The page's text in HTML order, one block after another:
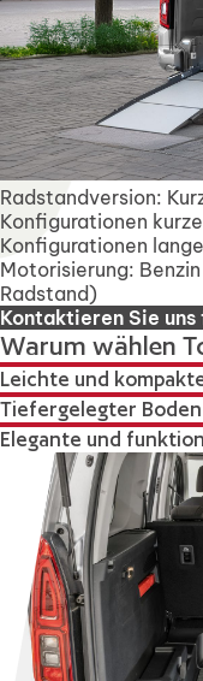
Radstandversion:
Konfigurationen
Konfigurationen
Motorisierung:
Radstand)
Kontaktieren Sie
Warum wählen
Leichte und
Tiefergelegter
Elegante und